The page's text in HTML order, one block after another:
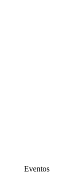
Eventos